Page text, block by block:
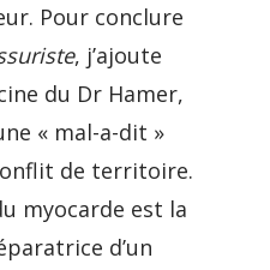
Pour conclure
, j’ajoute
du Dr Hamer,
« mal-a-dit »
de territoire.
myocarde est la
d’un